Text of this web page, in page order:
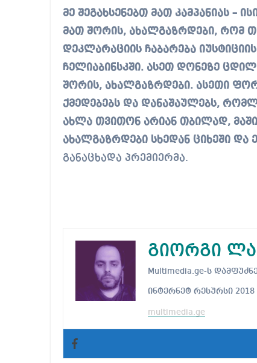
მე შეგახსენებთ მათ კამპანიას –
მათ შორის, ახალგაზრდები, რომ
დეკლარაციის ჩაბარება
ჩელიაბინსკში. ასეთ დონეზე
შორის, ახალგაზრდები. ასეთი
ქმედებებს და დანაშაულებს,
ახლა თვითონ არიან თბილად,
ახალგაზრდები სხედან ციხეში და
განაცხადა პრემიერმა.
გიორგი
Multimedia.ge-ს
ინტერნეტ რესურსი
multimedia.ge